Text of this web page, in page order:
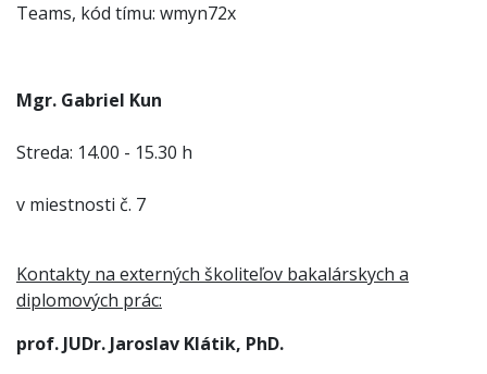
Teams, kód tímu: wmyn72x
Mgr. Gabriel Kun
Streda: 14.00 - 15.30 h
v miestnosti č. 7
Kontakty na externých školiteľov bakalárskych a
diplomových prác:
prof. JUDr. Jaroslav Klátik, PhD.